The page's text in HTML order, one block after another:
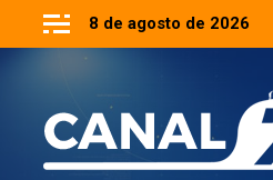
8 de agosto de 2026